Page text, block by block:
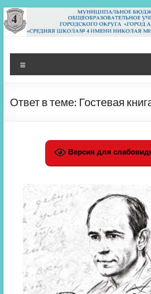
Перейти
к
содержимому
МБОУ СШ 4
Архангельск
Ответ в теме: Гостевая
Версия для